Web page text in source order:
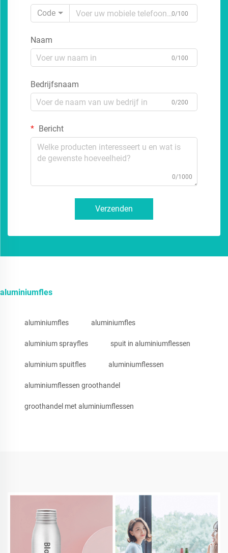
Code
0/100
Naam
0/100
Bedrijfsnaam
0/200
Bericht
0/1000
Verzenden
aluminiumfles
aluminiumfles aluminiumfles
aluminium sprayfles spuit in aluminiumflessen
aluminium spuitfles aluminiumflessen
aluminiumflessen groothandel
groothandel met aluminiumflessen